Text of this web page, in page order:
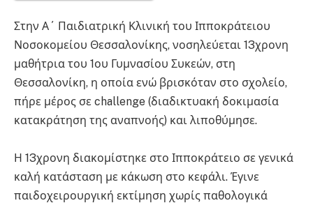
Στην Α΄ Παιδιατρική Κλινική του Ιπποκράτειου
Νοσοκομείου Θεσσαλονίκης, νοσηλεύεται 13χρονη
μαθήτρια του 1ου Γυμνασίου Συκεών, στη
Θεσσαλονίκη, η οποία ενώ βρισκόταν στο σχολείο,
πήρε μέρος σε challenge (διαδικτυακή δοκιμασία
κατακράτηση της αναπνοής) και λιποθύμησε.
Η 13χρονη διακομίστηκε στο Ιπποκράτειο σε γενικά
καλή κατάσταση με κάκωση στο κεφάλι. Έγινε
παιδοχειρουργική εκτίμηση χωρίς παθολογικά